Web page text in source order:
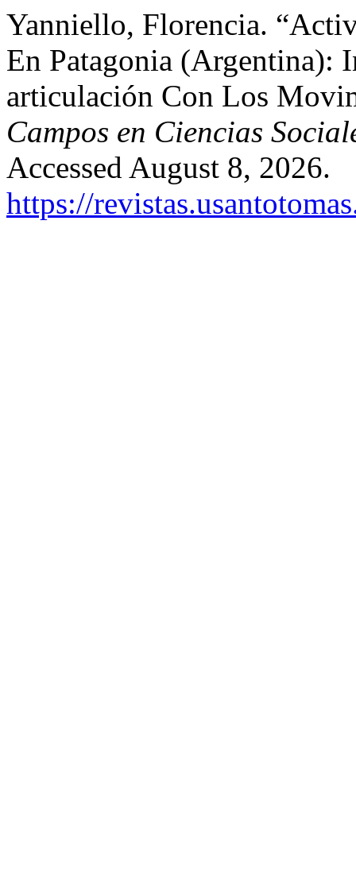
Yanniello, Florencia.
En Patagonia (Argentina):
articulación Con Los
Campos en Ciencias
Accessed August 8, 2026.
https://